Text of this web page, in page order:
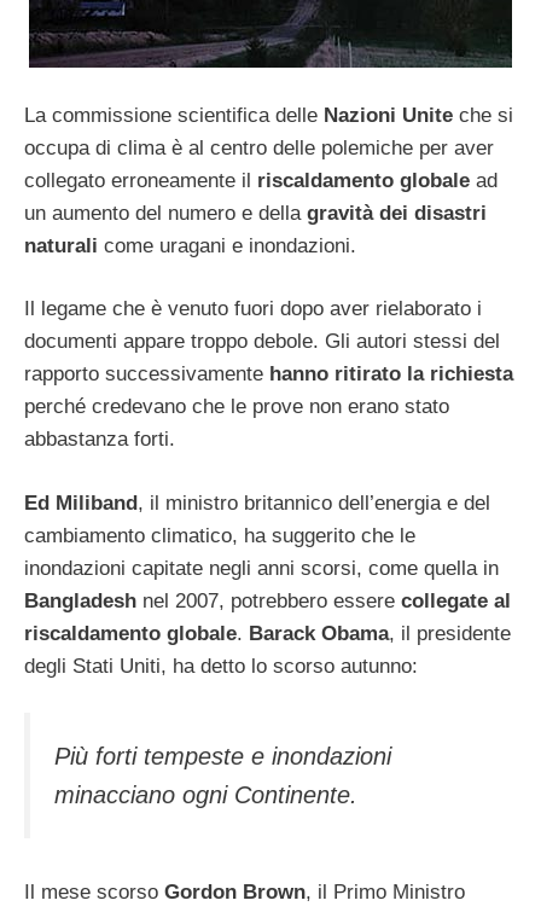
La commissione scientifica delle Nazioni Unite che si
occupa di clima è al centro delle polemiche per aver
collegato erroneamente il riscaldamento globale ad
un aumento del numero e della gravità dei disastri
naturali come uragani e inondazioni.
Il legame che è venuto fuori dopo aver rielaborato i
documenti appare troppo debole. Gli autori stessi del
rapporto successivamente hanno ritirato la richiesta
perché credevano che le prove non erano stato
abbastanza forti.
Ed Miliband, il ministro britannico dell’energia e del
cambiamento climatico, ha suggerito che le
inondazioni capitate negli anni scorsi, come quella in
Bangladesh nel 2007, potrebbero essere collegate al
riscaldamento globale. Barack Obama, il presidente
degli Stati Uniti, ha detto lo scorso autunno:
Più forti tempeste e inondazioni
minacciano ogni Continente.
Il mese scorso Gordon Brown, il Primo Ministro